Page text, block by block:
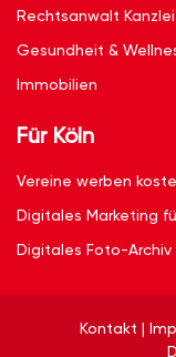
Rechtsanwalt
Gesundheit &
Immobilien
Für Köln
Vereine werben
Digitales Marketing
Digitales Foto-Archiv
Kontakt |